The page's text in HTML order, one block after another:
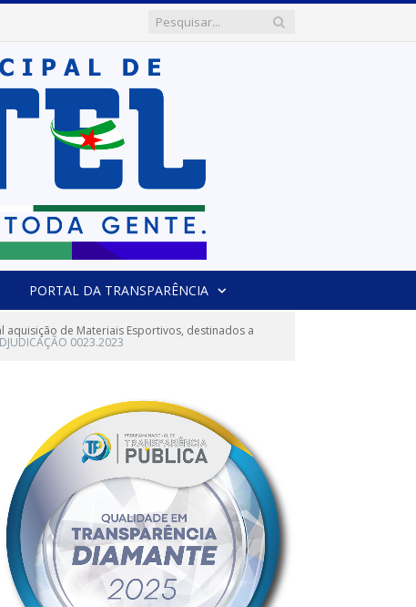
PORTAL DA TRANSPARÊNCIA
aquisição de Materiais Esportivos, destinados a
0023.2023